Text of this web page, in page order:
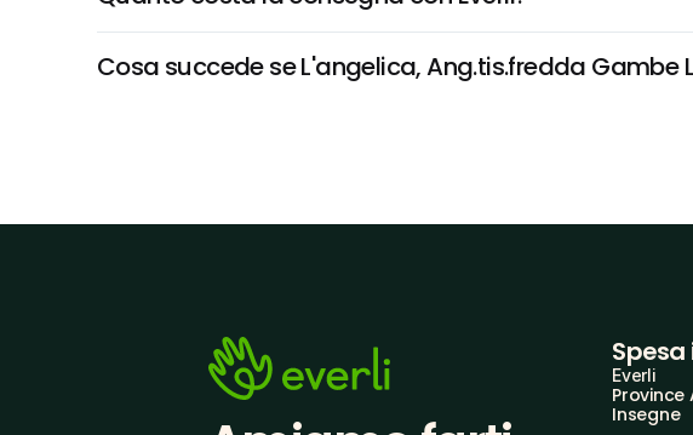
Cosa succede se L'angelica, Ang.tis.fredda Gambe
Everli
Province
Insegne